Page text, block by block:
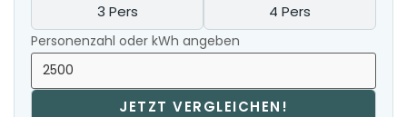
3 Pers
4 Pers
Personenzahl oder kWh angeben
JETZT VERGLEICHEN!